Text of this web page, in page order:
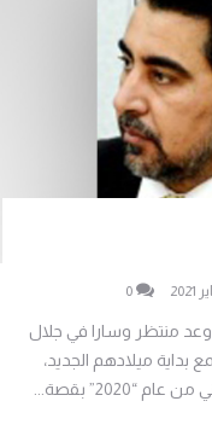
0
منتظر وسارا في جلال
بداية ميلادهم الجديد،
“2020” بقصة...